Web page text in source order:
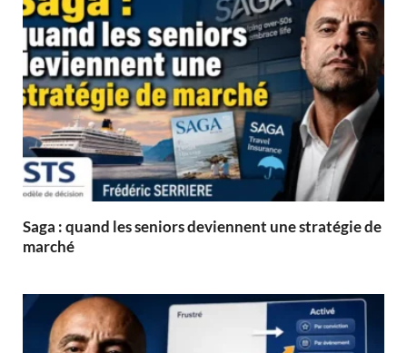
Saga : quand les seniors deviennent une stratégie de
marché